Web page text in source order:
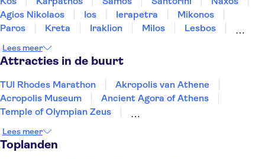
Agios Nikolaos
Ios Ierapetra
Mikonos
Paros
Kreta Iraklion Milos
Lesbos
Lees meer
Attracties in de buurt
TUI Rhodes Marathon
Akropolis van Athene
Acropolis Museum
Ancient Agora of Athens
Temple of Olympian Zeus
Het Paleis van Knossos
Heraklion Archaeological Museum
Lees meer
Toplanden